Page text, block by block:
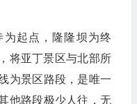
为起点，隆隆坝为终
将亚丁景区与北部所
为景区路段，是唯一
他路段极少人往，无